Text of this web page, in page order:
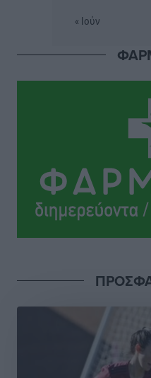
Δημόσιο: Το νέο
Αστυπάλαια: Το φως που
Τοπικές Ειδήσεις πριν 5 ώρες
Τουρισμός: «Φτωχός
Έφυγε από τη ζωή ο επί
ιερό Ναό του Αγίου
Καψάλης
• πριν 22 ώρες
« Ιούν